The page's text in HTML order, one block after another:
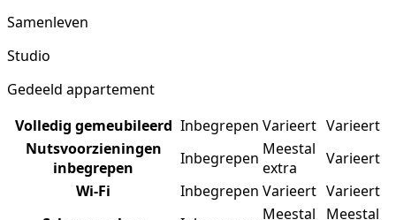
Samenleven
Studio
Gedeeld appartement
Volledig gemeubileerd Inbegrepen Varieert Varieert
Nutsvoorzieningen
inbegrepen
Inbegrepen Meestal
extra
Varieert
Wi-Fi
Inbegrepen Varieert Varieert
Meestal
Meestal